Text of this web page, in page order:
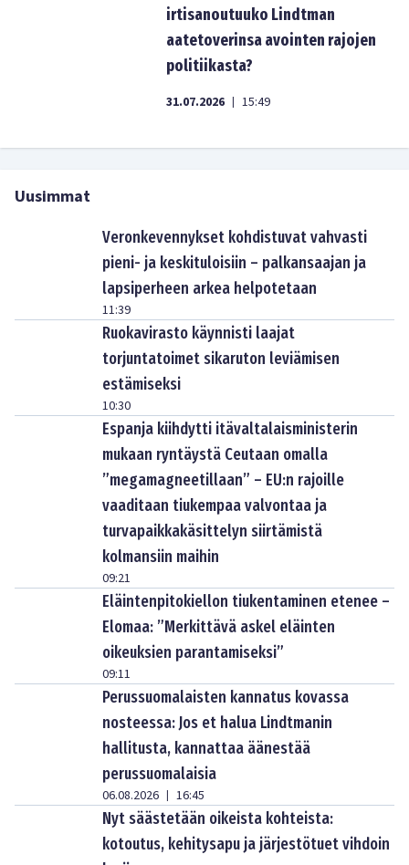
irtisanoutuuko Lindtman
aatetoverinsa avointen rajojen
politiikasta?
31.07.2026 | 15:49
Uusimmat
Veronkevennykset kohdistuvat vahvasti
pieni- ja keskituloisiin – palkansaajan ja
lapsiperheen arkea helpotetaan
11:39
Ruokavirasto käynnisti laajat
torjuntatoimet sikaruton leviämisen
estämiseksi
10:30
Espanja kiihdytti itävaltalaisministerin
mukaan ryntäystä Ceutaan omalla
”megamagneetillaan” – EU:n rajoille
vaaditaan tiukempaa valvontaa ja
turvapaikkakäsittelyn siirtämistä
kolmansiin maihin
09:21
Eläintenpitokiellon tiukentaminen etenee –
Elomaa: ”Merkittävä askel eläinten
oikeuksien parantamiseksi”
09:11
Perussuomalaisten kannatus kovassa
nosteessa: Jos et halua Lindtmanin
hallitusta, kannattaa äänestää
perussuomalaisia
06.08.2026 | 16:45
Nyt säästetään oikeista kohteista:
kotoutus, kehitysapu ja järjestötuet vihdoin